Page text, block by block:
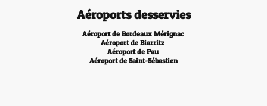
Aéroports desservies
Aéroport de Bordeaux Mérignac
Aéroport de Biarritz
Aéroport de Pau
Aéroport de Saint-Sébastien